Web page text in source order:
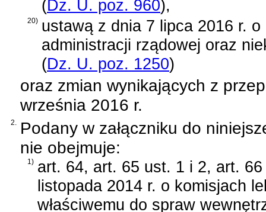
(Dz. U. poz. 960),
20) ustawą z dnia 7 lipca 2016 r.
administracji rządowej oraz
(Dz. U. poz. 1250)
oraz zmian wynikających z
września 2016 r.
2.
Podany w załączniku do
nie obejmuje:
1) art. 64, art. 65 ust. 1 i 2, art.
listopada 2014 r. o komisjach
właściwemu do spraw